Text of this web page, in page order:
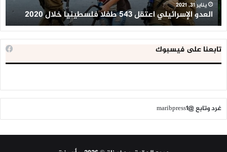
يناير 31, 2021
العدو الإسرائيلي اعتقل 543 طفلا فلسطينيا خلال 2020
تابعنا على فيسبوك
غرد وتابع @maribpress1